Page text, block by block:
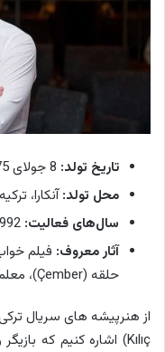
تاریخ تولد:
محل تولد:آنکارا، ترکیه
سال‌های فعالیت:
آثار معروف:
حلقه (Çember)، معلم (Ögretmen) و مرعشلی (Marasli)